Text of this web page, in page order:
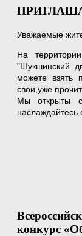
Уважаемые
На
"Шукшинский
можете взять
свои,уже
Мы открыты
конкурс